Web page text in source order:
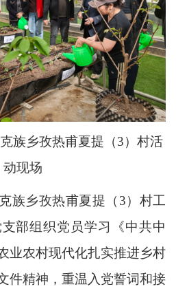
族乡孜热甫夏提（3）村活
动现场
族乡孜热甫夏提（3）村工
部组织党员学习《中共中
业农村现代化扎实推进乡村
件精神，重温入党誓词和接